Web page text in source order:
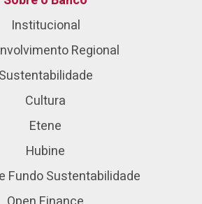
Institucional
Regional
Sustentabilidade
Cultura
Etene
Hubine
Fundo Sustentabilidade